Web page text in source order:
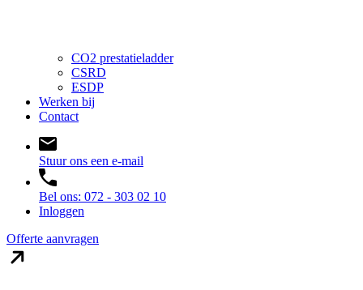
CO2 prestatieladder
CSRD
ESDP
Werken bij
Contact
Stuur ons een e-mail
Bel ons: 072 - 303 02 10
Inloggen
Offerte aanvragen